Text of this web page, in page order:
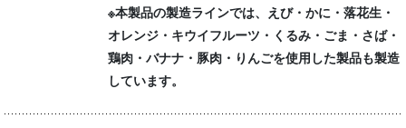
※本製品の製造ラインでは、えび・かに・落花生・
オレンジ・キウイフルーツ・くるみ・ごま・さば・
鶏肉・バナナ・豚肉・りんごを使用した製品も製造
しています。